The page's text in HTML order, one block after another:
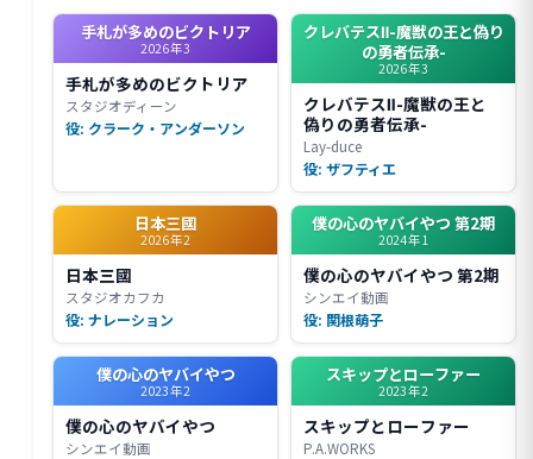
手札が多めのビクトリア
2026年3
手札が多めのビクトリア
スタジオディーン
役: クラーク・アンダーソン
クレバテスⅡ-魔獣の王と偽り
の勇者伝承-
2026年3
クレバテスⅡ-魔獣の王と
偽りの勇者伝承-
Lay-duce
役: ザフティエ
日本三國
2026年2
日本三國
スタジオカフカ
役: ナレーション
僕の心のヤバイやつ 第2期
2024年1
僕の心のヤバイやつ 第2期
シンエイ動画
役: 関根萌子
僕の心のヤバイやつ
2023年2
僕の心のヤバイやつ
シンエイ動画
スキップとローファー
2023年2
スキップとローファー
P.A.WORKS